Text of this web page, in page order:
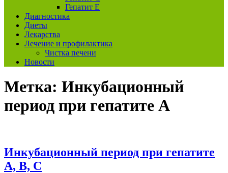
Гепатит E
Диагностика
Диеты
Лекарства
Лечение и профилактика
Чистка печени
Новости
Метка: Инкубационный
период при гепатите A
Инкубационный период при гепатите
A, B, C